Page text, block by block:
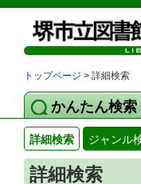
トップページ > 詳細検索
かんたん検索
詳細検索 ジャンル
詳細検索